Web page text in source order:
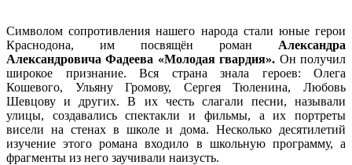
Символом сопротивления нашего народа стали юные герои
Краснодона, им посвящён роман Александра
Александровича Фадеева «Молодая гвардия». Он получил
широкое признание. Вся страна знала героев: Олега
Кошевого, Ульяну Громову, Сергея Тюленина, Любовь
Шевцову и других. В их честь слагали песни, называли
улицы, создавались спектакли и фильмы, а их портреты
висели на стенах в школе и дома. Несколько десятилетий
изучение этого романа входило в школьную программу, а
фрагменты из него заучивали наизусть.